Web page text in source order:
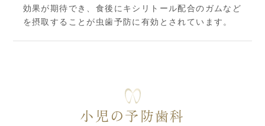
効果が期待でき、食後にキシリトール配合のガムなど
を摂取することが虫歯予防に有効とされています。
小児の予防歯科